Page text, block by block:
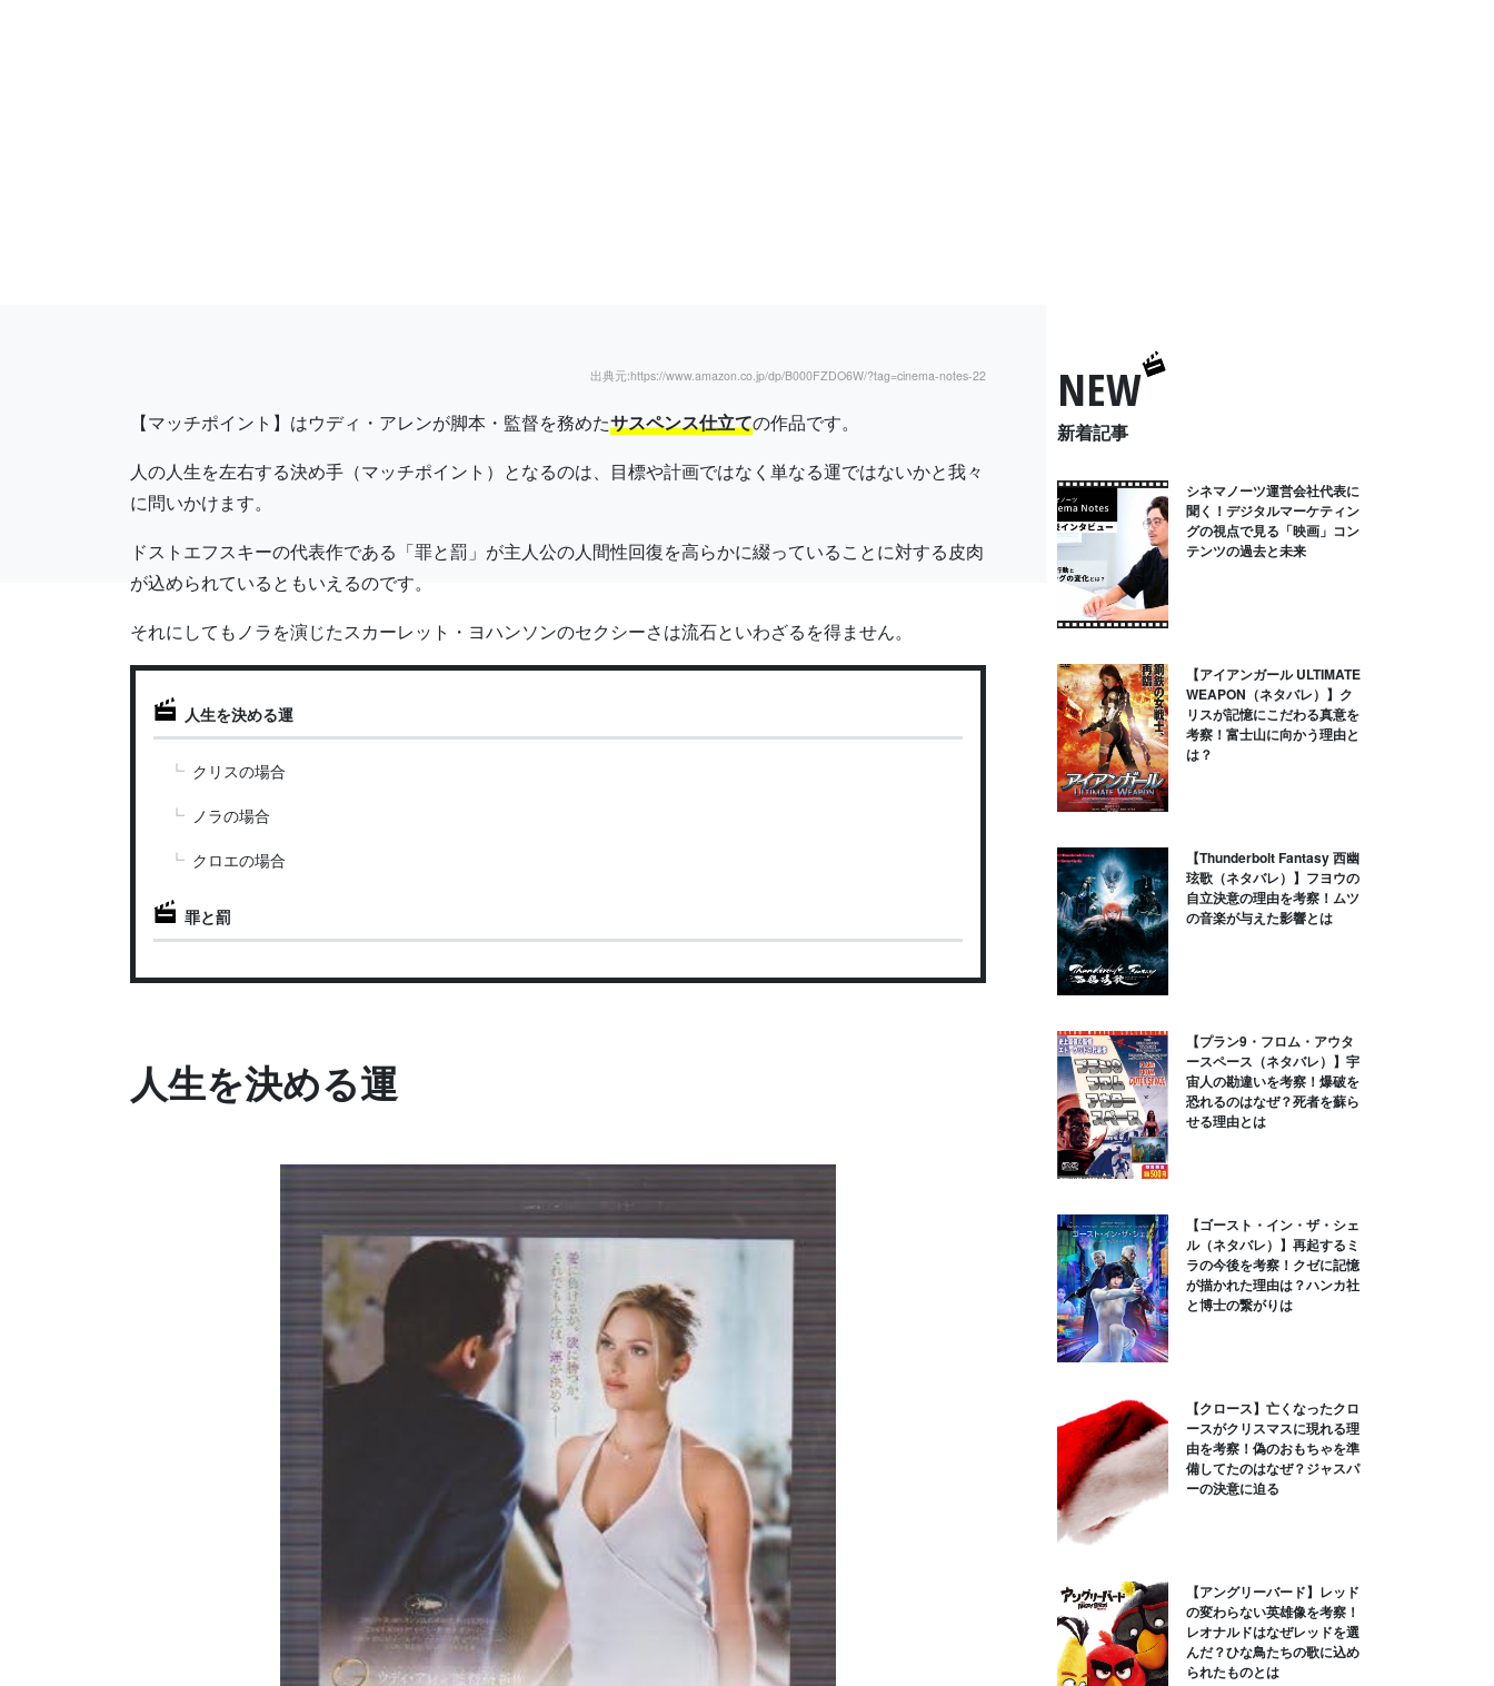
出典元:https://www.amazon.co.jp/dp/B000FZDO6W/?tag=cinema-notes-22
【マッチポイント】はウディ・アレンが脚本・監督を務めたサスペンス仕立ての作品です。
人の人生を左右する決め手（マッチポイント）となるのは、目標や計画ではなく単なる運ではないかと我々
に問いかけます。
ドストエフスキーの代表作である「罪と罰」が主人公の人間性回復を高らかに綴っていることに対する皮肉
が込められているともいえるのです。
それにしてもノラを演じたスカーレット・ヨハンソンのセクシーさは流石といわざるを得ません。
人生を決める運
クリスの場合
ノラの場合
クロエの場合
罪と罰
人生を決める運
NEW
新着記事
シネマノーツ運営会社代表に
聞く！デジタルマーケティン
グの視点で見る「映画」コン
テンツの過去と未来
【アイアンガール ULTIMATE
WEAPON（ネタバレ）】ク
リスが記憶にこだわる真意を
考察！富士山に向かう理由と
は？
【Thunderbolt Fantasy 西幽
玹歌（ネタバレ）】フヨウの
自立決意の理由を考察！ムツ
の音楽が与えた影響とは
【プラン9・フロム・アウタ
ースペース（ネタバレ）】宇
宙人の勘違いを考察！爆破を
恐れるのはなぜ？死者を蘇ら
せる理由とは
【ゴースト・イン・ザ・シェ
ル（ネタバレ）】再起するミ
ラの今後を考察！クゼに記憶
が描かれた理由は？ハンカ社
と博士の繋がりは
【クロース】亡くなったクロ
ースがクリスマスに現れる理
由を考察！偽のおもちゃを準
備してたのはなぜ？ジャスパ
ーの決意に迫る
【アングリーバード】レッド
の変わらない英雄像を考察！
レオナルドはなぜレッドを選
んだ？ひな鳥たちの歌に込め
られたものとは